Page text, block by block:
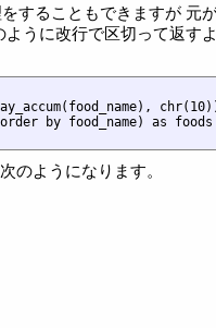
することもできますが 元
うに改行で区切って返す
by food_name) as foods
のようになります。